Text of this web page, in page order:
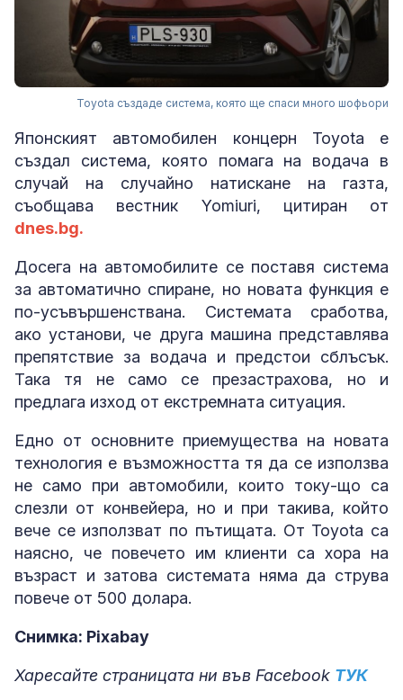
Toyota създаде система, която ще спаси много шофьори
Японският автомобилен концерн Toyota е
създал система, която помага на водача в
случай на случайно натискане на газта,
съобщава вестник Yomiuri, цитиран от
dnes.bg.
Досега на автомобилите се поставя система
за автоматично спиране, но новата функция е
по-усъвършенствана. Системата сработва,
ако установи, че друга машина представлява
препятствие за водача и предстои сблъсък.
Така тя не само се презастрахова, но и
предлага изход от екстремната ситуация.
Едно от основните приемущества на новата
технология е възможността тя да се използва
не само при автомобили, които току-що са
слезли от конвейера, но и при такива, който
вече се използват по пътищата. От Toyota са
наясно, че повечето им клиенти са хора на
възраст и затова системата няма да струва
повече от 500 долара.
Снимка: Pixabay
Харесайте страницата ни във Facebook ТУК